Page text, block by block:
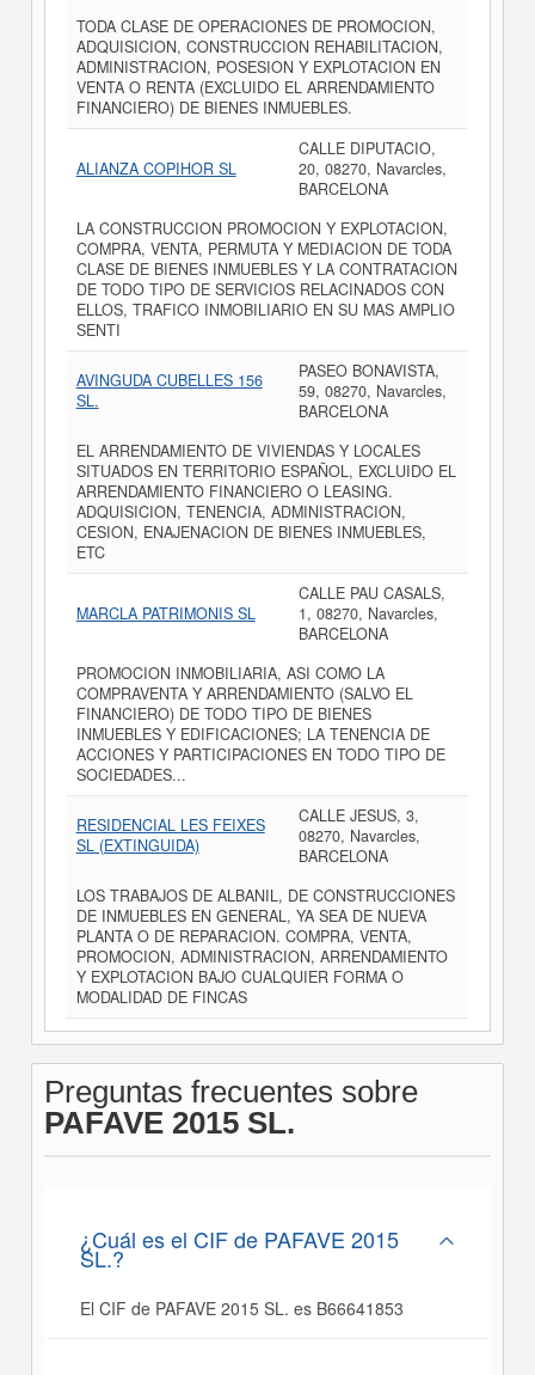
TODA CLASE DE OPERACIONES DE PROMOCION,
ADQUISICION, CONSTRUCCION REHABILITACION,
ADMINISTRACION, POSESION Y EXPLOTACION EN
VENTA O RENTA (EXCLUIDO EL ARRENDAMIENTO
FINANCIERO) DE BIENES INMUEBLES.
ALIANZA COPIHOR SL
CALLE DIPUTACIO,
20, 08270, Navarcles,
BARCELONA
LA CONSTRUCCION PROMOCION Y EXPLOTACION,
COMPRA, VENTA, PERMUTA Y MEDIACION DE TODA
CLASE DE BIENES INMUEBLES Y LA CONTRATACION
DE TODO TIPO DE SERVICIOS RELACINADOS CON
ELLOS, TRAFICO INMOBILIARIO EN SU MAS AMPLIO
SENTI
AVINGUDA CUBELLES 156
SL.
PASEO BONAVISTA,
59, 08270, Navarcles,
BARCELONA
EL ARRENDAMIENTO DE VIVIENDAS Y LOCALES
SITUADOS EN TERRITORIO ESPAÑOL, EXCLUIDO EL
ARRENDAMIENTO FINANCIERO O LEASING.
ADQUISICION, TENENCIA, ADMINISTRACION,
CESION, ENAJENACION DE BIENES INMUEBLES,
ETC
MARCLA PATRIMONIS SL
CALLE PAU CASALS,
1, 08270, Navarcles,
BARCELONA
PROMOCION INMOBILIARIA, ASI COMO LA
COMPRAVENTA Y ARRENDAMIENTO (SALVO EL
FINANCIERO) DE TODO TIPO DE BIENES
INMUEBLES Y EDIFICACIONES; LA TENENCIA DE
ACCIONES Y PARTICIPACIONES EN TODO TIPO DE
SOCIEDADES...
RESIDENCIAL LES FEIXES
SL (EXTINGUIDA)
CALLE JESUS, 3,
08270, Navarcles,
BARCELONA
LOS TRABAJOS DE ALBANIL, DE CONSTRUCCIONES
DE INMUEBLES EN GENERAL, YA SEA DE NUEVA
PLANTA O DE REPARACION. COMPRA, VENTA,
PROMOCION, ADMINISTRACION, ARRENDAMIENTO
Y EXPLOTACION BAJO CUALQUIER FORMA O
MODALIDAD DE FINCAS
Preguntas frecuentes sobre
PAFAVE 2015 SL.
¿Cuál es el CIF de PAFAVE 2015
SL.?
El CIF de PAFAVE 2015 SL. es B66641853